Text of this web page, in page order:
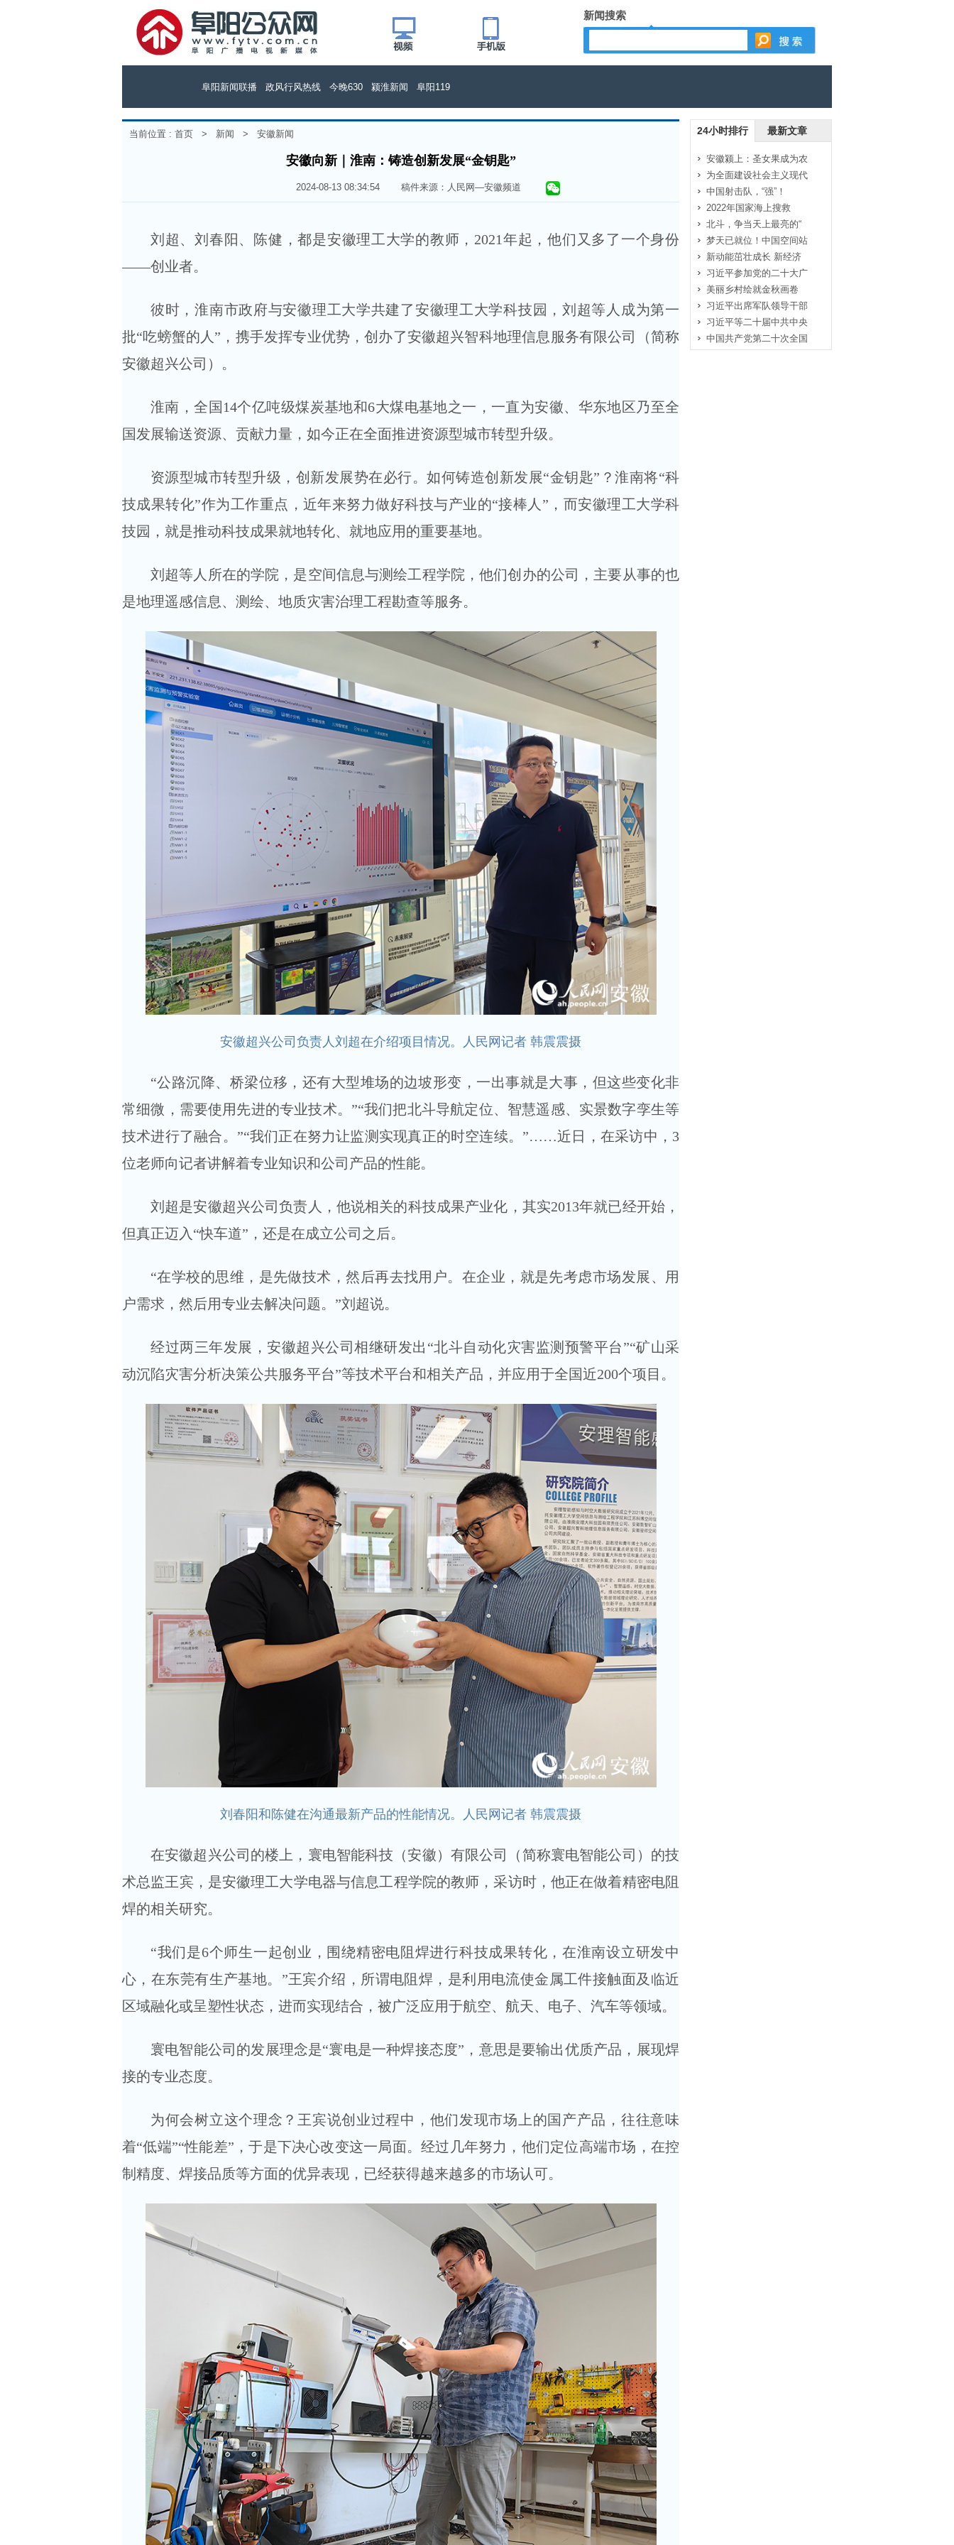
新闻搜索
阜阳新闻联播 政风行风热线 今晚630 颍淮新闻 阜阳119
当前位置 : 首页 > 新闻 > 安徽新闻
安徽向新｜淮南：铸造创新发展“金钥匙”
2024-08-13 08:34:54 稿件来源：人民网—安徽频道
刘超、刘春阳、陈健，都是安徽理工大学的教师，2021年起，他们又多了一个身份
——创业者。
彼时，淮南市政府与安徽理工大学共建了安徽理工大学科技园，刘超等人成为第一
批“吃螃蟹的人”，携手发挥专业优势，创办了安徽超兴智科地理信息服务有限公司（简称
安徽超兴公司）。
淮南，全国14个亿吨级煤炭基地和6大煤电基地之一，一直为安徽、华东地区乃至全
国发展输送资源、贡献力量，如今正在全面推进资源型城市转型升级。
资源型城市转型升级，创新发展势在必行。如何铸造创新发展“金钥匙”？淮南将“科
技成果转化”作为工作重点，近年来努力做好科技与产业的“接棒人”，而安徽理工大学科
技园，就是推动科技成果就地转化、就地应用的重要基地。
刘超等人所在的学院，是空间信息与测绘工程学院，他们创办的公司，主要从事的也
是地理遥感信息、测绘、地质灾害治理工程勘查等服务。
安徽超兴公司负责人刘超在介绍项目情况。人民网记者 韩震震摄
“公路沉降、桥梁位移，还有大型堆场的边坡形变，一出事就是大事，但这些变化非
常细微，需要使用先进的专业技术。”“我们把北斗导航定位、智慧遥感、实景数字孪生等
技术进行了融合。”“我们正在努力让监测实现真正的时空连续。”……近日，在采访中，3
位老师向记者讲解着专业知识和公司产品的性能。
刘超是安徽超兴公司负责人，他说相关的科技成果产业化，其实2013年就已经开始，
但真正迈入“快车道”，还是在成立公司之后。
“在学校的思维，是先做技术，然后再去找用户。在企业，就是先考虑市场发展、用
户需求，然后用专业去解决问题。”刘超说。
经过两三年发展，安徽超兴公司相继研发出“北斗自动化灾害监测预警平台”“矿山采
动沉陷灾害分析决策公共服务平台”等技术平台和相关产品，并应用于全国近200个项目。
刘春阳和陈健在沟通最新产品的性能情况。人民网记者 韩震震摄
在安徽超兴公司的楼上，寰电智能科技（安徽）有限公司（简称寰电智能公司）的技
术总监王宾，是安徽理工大学电器与信息工程学院的教师，采访时，他正在做着精密电阻
焊的相关研究。
“我们是6个师生一起创业，围绕精密电阻焊进行科技成果转化，在淮南设立研发中
心，在东莞有生产基地。”王宾介绍，所谓电阻焊，是利用电流使金属工件接触面及临近
区域融化或呈塑性状态，进而实现结合，被广泛应用于航空、航天、电子、汽车等领域。
寰电智能公司的发展理念是“寰电是一种焊接态度”，意思是要输出优质产品，展现焊
接的专业态度。
为何会树立这个理念？王宾说创业过程中，他们发现市场上的国产产品，往往意味
着“低端”“性能差”，于是下决心改变这一局面。经过几年努力，他们定位高端市场，在控
制精度、焊接品质等方面的优异表现，已经获得越来越多的市场认可。
24小时排行 最新文章
安徽颍上：圣女果成为农
为全面建设社会主义现代
中国射击队，“强”！
2022年国家海上搜救
北斗，争当天上最亮的“
梦天已就位！中国空间站
新动能茁壮成长 新经济
习近平参加党的二十大广
美丽乡村绘就金秋画卷
习近平出席军队领导干部
习近平等二十届中共中央
中国共产党第二十次全国